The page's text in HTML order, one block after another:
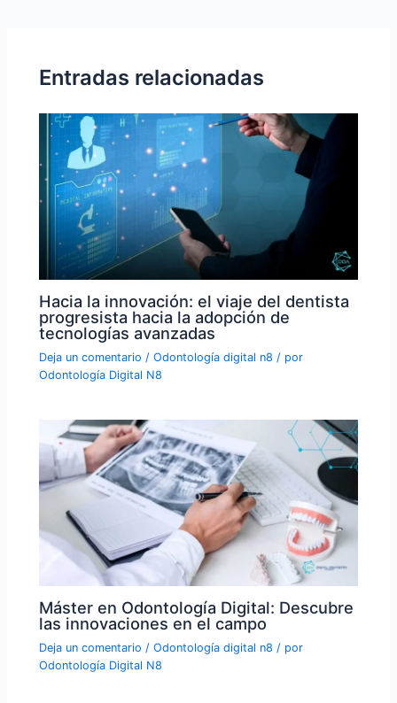
Entradas relacionadas
Hacia la innovación: el viaje del dentista
progresista hacia la adopción de
tecnologías avanzadas
Deja un comentario /Odontología digital n8 / por
Odontología Digital N8
Máster en Odontología Digital: Descubre
las innovaciones en el campo
Deja un comentario /Odontología digital n8 / por
Odontología Digital N8